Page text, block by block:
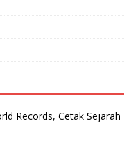
Records, Cetak Sejarah